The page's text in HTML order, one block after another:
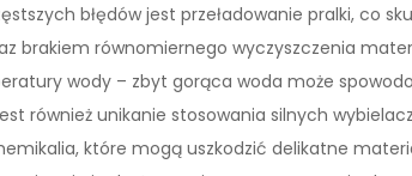
błędów jest przeładowanie pralki, co
brakiem równomiernego wyczyszczenia
wody – zbyt gorąca woda może
również unikanie stosowania silnych
które mogą uszkodzić delikatne